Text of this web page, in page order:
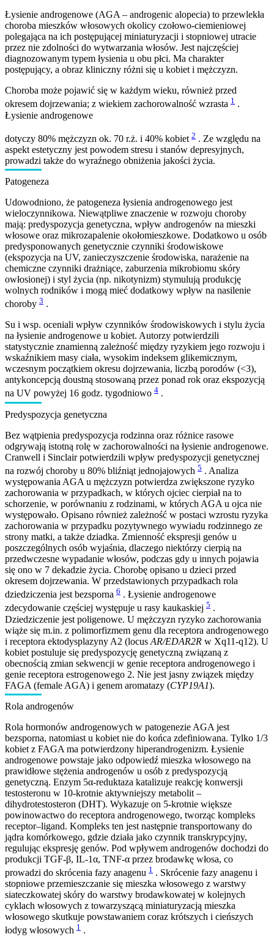
Łysienie androgenowe (AGA – androgenic alopecia) to przewlekła
choroba mieszków włosowych okolicy czołowo-ciemieniowej
polegająca na ich postępującej miniaturyzacji i stopniowej utracie
przez nie zdolności do wytwarzania włosów. Jest najczęściej
diagnozowanym typem łysienia u obu płci. Ma charakter
postępujący, a obraz kliniczny różni się u kobiet i mężczyzn.
Choroba może pojawić się w każdym wieku, również przed
okresem dojrzewania; z wiekiem zachorowalność wzrasta 1 .
Łysienie androgenowe
dotyczy 80% mężczyzn ok. 70 r.ż. i 40% kobiet 2 . Ze względu na
aspekt estetyczny jest powodem stresu i stanów depresyjnych,
prowadzi także do wyraźnego obniżenia jakości życia.
Patogeneza
Udowodniono, że patogeneza łysienia androgenowego jest
wieloczynnikowa. Niewątpliwe znaczenie w rozwoju choroby
mają: predyspozycja genetyczna, wpływ androgenów na mieszki
włosowe oraz mikrozapalenie okołomieszkowe. Dodatkowo u osób
predysponowanych genetycznie czynniki środowiskowe
(ekspozycja na UV, zanieczyszczenie środowiska, narażenie na
chemiczne czynniki drażniące, zaburzenia mikrobiomu skóry
owłosionej) i styl życia (np. nikotynizm) stymulują produkcję
wolnych rodników i mogą mieć dodatkowy wpływ na nasilenie
choroby 3 .
Su i wsp. oceniali wpływ czynników środowiskowych i stylu życia
na łysienie androgenowe u kobiet. Autorzy potwierdzili
statystycznie znamienną zależność między ryzykiem jego rozwoju i
wskaźnikiem masy ciała, wysokim indeksem glikemicznym,
wczesnym początkiem okresu dojrzewania, liczbą porodów (<3),
antykoncepcją doustną stosowaną przez ponad rok oraz ekspozycją
na UV powyżej 16 godz. tygodniowo 4 .
Predyspozycja genetyczna
Bez wątpienia predyspozycja rodzinna oraz różnice rasowe
odgrywają istotną rolę w zachorowalności na łysienie androgenowe.
Cranwell i Sinclair potwierdzili wpływ predyspozycji genetycznej
na rozwój choroby u 80% bliźniąt jednojajowych 5 . Analiza
występowania AGA u mężczyzn potwierdza zwiększone ryzyko
zachorowania w przypadkach, w których ojciec cierpiał na to
schorzenie, w porównaniu z rodzinami, w których AGA u ojca nie
występowało. Opisano również zależność w postaci wzrostu ryzyka
zachorowania w przypadku pozytywnego wywiadu rodzinnego ze
strony matki, a także dziadka. Zmienność ekspresji genów u
poszczególnych osób wyjaśnia, dlaczego niektórzy cierpią na
przedwczesne wypadanie włosów, podczas gdy u innych pojawia
się ono w 7 dekadzie życia. Chorobę opisano u dzieci przed
okresem dojrzewania. W przedstawionych przypadkach rola
dziedziczenia jest bezsporna 6 . Łysienie androgenowe
zdecydowanie częściej występuje u rasy kaukaskiej 5 .
Dziedziczenie jest poligenowe. U mężczyzn ryzyko zachorowania
wiąże się m.in. z polimorfizmem genu dla receptora androgenowego
i receptora ektodysplazyny A2 (locus AR/EDAR2R w Xq11-q12). U
kobiet postuluje się predyspozycję genetyczną związaną z
obecnością zmian sekwencji w genie receptora androgenowego i
genie receptora estrogenowego 2. Nie jest jasny związek między
FAGA (female AGA) i genem aromatazy (CYP19A1).
Rola androgenów
Rola hormonów androgenowych w patogenezie AGA jest
bezsporna, natomiast u kobiet nie do końca zdefiniowana. Tylko 1/3
kobiet z FAGA ma potwierdzony hiperandrogenizm. Łysienie
androgenowe powstaje jako odpowiedź mieszka włosowego na
prawidłowe stężenia androgenów u osób z predyspozycją
genetyczną. Enzym 5α-reduktaza katalizuje reakcję konwersji
testosteronu w 10-krotnie aktywniejszy metabolit –
dihydrotestosteron (DHT). Wykazuje on 5-krotnie większe
powinowactwo do receptora androgenowego, tworząc kompleks
receptor–ligand. Kompleks ten jest następnie transportowany do
jądra komórkowego, gdzie działa jako czynnik transkrypcyjny,
regulując ekspresję genów. Pod wpływem androgenów dochodzi do
produkcji TGF-β, IL-1α, TNF-α przez brodawkę włosa, co
prowadzi do skrócenia fazy anagenu 1 . Skrócenie fazy anagenu i
stopniowe przemieszczanie się mieszka włosowego z warstwy
siateczkowatej skóry do warstwy brodawkowatej w kolejnych
cyklach włosowych z towarzyszącą miniaturyzacją mieszka
włosowego skutkuje powstawaniem coraz krótszych i cieńszych
łodyg włosowych 1 .